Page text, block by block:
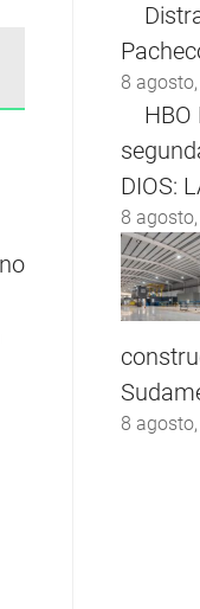
8
HBO
DIOS:
8
8